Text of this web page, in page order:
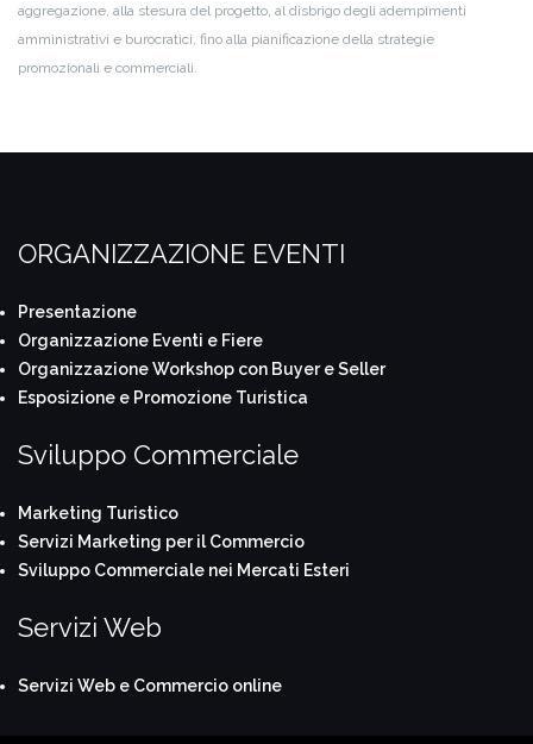
aggregazione, alla stesura del progetto, al disbrigo degli adempimenti
amministrativi e burocratici, fino alla pianificazione della strategie
promozionali e commerciali.
ORGANIZZAZIONE EVENTI
Presentazione
Organizzazione Eventi e Fiere
Organizzazione Workshop con Buyer e Seller
Esposizione e Promozione Turistica
Sviluppo Commerciale
Marketing Turistico
Servizi Marketing per il Commercio
Sviluppo Commerciale nei Mercati Esteri
Servizi Web
Servizi Web e Commercio online